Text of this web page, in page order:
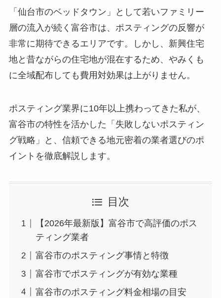
「仙台市のベッドタウン」として若いファミリー
層の流入が続く富谷市は、ポスティングの反響が
非常に期待できるエリアです。しかし、新興住宅
地と昔ながらの住宅地が混在するため、やみくも
に全域配布しても費用対効果は上がりません。
ポスティング業界に10年以上携わってきた私が、
富谷市の特性を活かした「失敗しないポスティン
グ戦略」と、信頼できる地元密着の業者選びのポ
イントを徹底解説します。
目次
【2026年最新版】富谷市で高評価のポス
ティング業者
富谷市のポスティング事情と特徴
富谷市でポスティングが有効な業種
富谷市のポスティング料金相場の目安